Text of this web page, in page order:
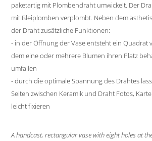
paketartig mit Plombendraht umwickelt. Der
mit Bleiplomben verplombt. Neben dem
der Draht zusätzliche Funktionen:
- in der Öffnung der Vase entsteht ein Quadrat
dem eine oder mehrere Blumen ihren Platz
umfallen
- durch die optimale Spannung des Drahtes
Seiten zwischen Keramik und Draht Fotos,
leicht fixieren
A handcast, rectangular vase with eight holes at